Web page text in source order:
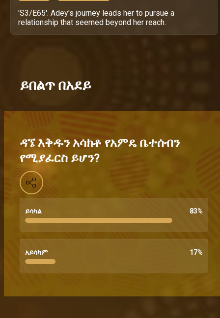
'S3/E65'. Adey's journey leads her to pursue a
relationship that seemed beyond her reach.
ይበልጥ በአደይ
ዳኜ እቅዱን አሳክቶ የአምዴ ቤተሰብን
የሚያፈርስ ይሆን?
ይሳካል 83%
አይሳካም 17%